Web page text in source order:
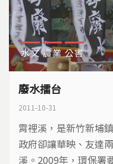
水文 農業 公害
廢水擂台
2011-10-31
霄裡溪，是新竹新埔
政府卻讓華映、友達
溪。2009年，環保署